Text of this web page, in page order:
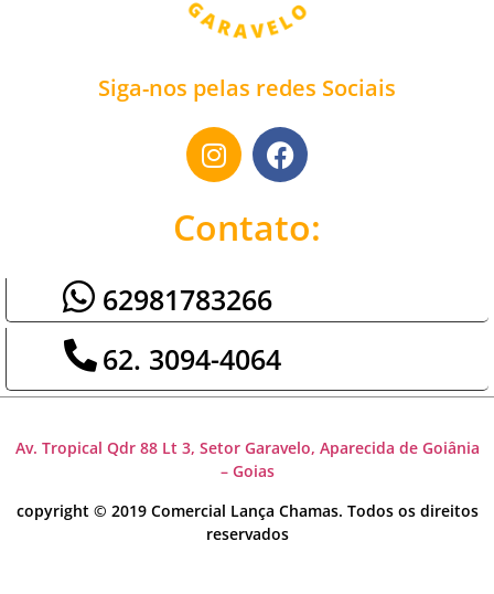
Siga-nos pelas redes Sociais
Contato:
62981783266
62. 3094-4064
Av. Tropical Qdr 88 Lt 3, Setor Garavelo, Aparecida de Goiânia
– Goias
copyright © 2019 Comercial Lança Chamas. Todos os direitos
reservados